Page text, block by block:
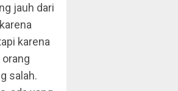
jauh dari
karena
salah.